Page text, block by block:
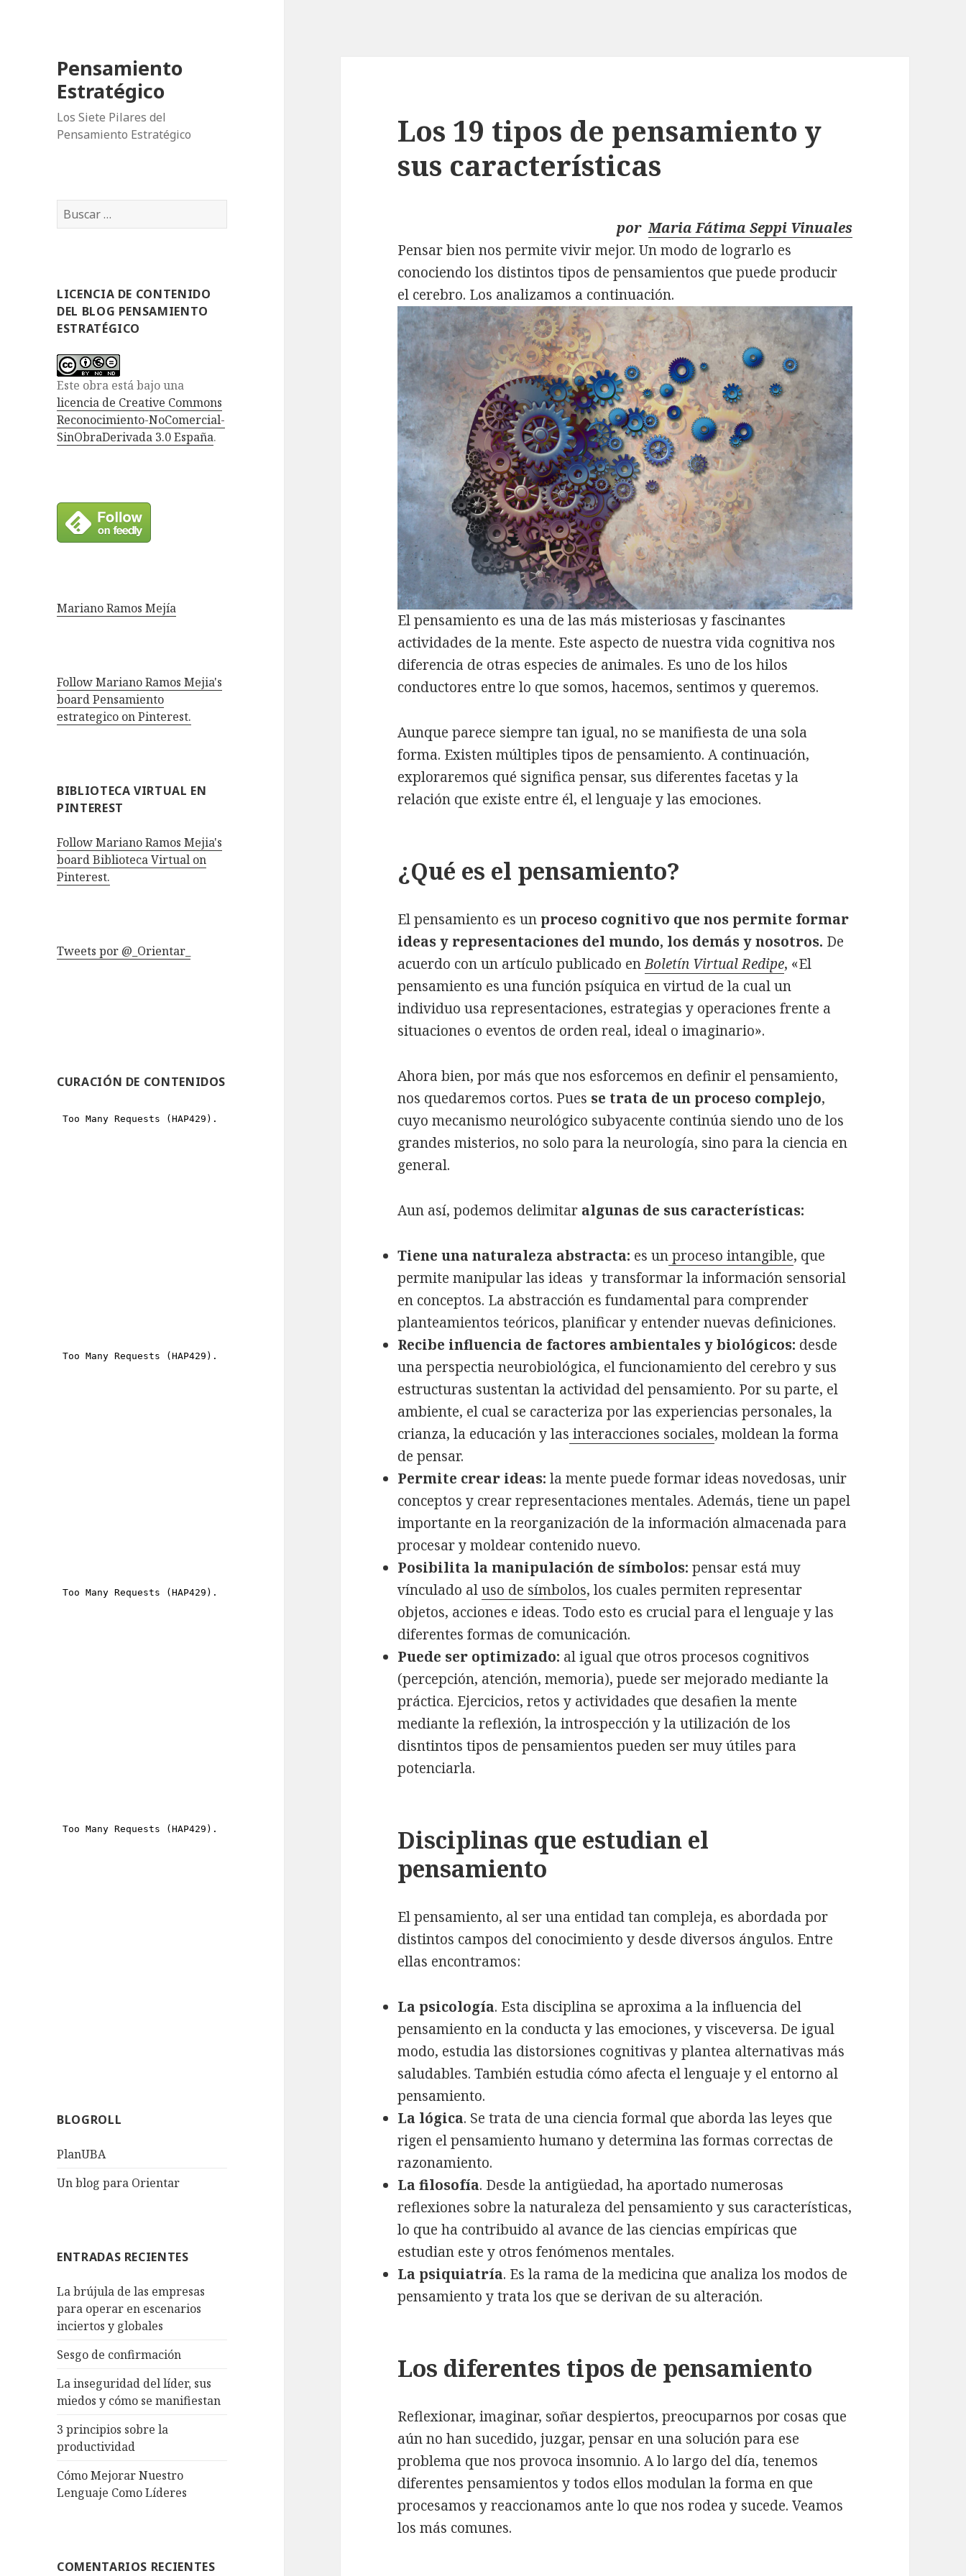
Pensamiento
Estratégico
Los Siete Pilares del
Pensamiento Estratégico
B
u
r
:
LICENCIA DE CONTENIDO
DEL BLOG PENSAMIENTO
ESTRATÉGICO
Este obra está bajo una
licencia de Creative Commons
Reconocimiento-NoComercial-
SinObraDerivada 3.0 España.
Mariano Ramos Mejía
Follow Mariano Ramos Mejia's
board Pensamiento
estrategico on Pinterest.
BIBLIOTECA VIRTUAL EN
PINTEREST
Follow Mariano Ramos Mejia's
board Biblioteca Virtual on
Pinterest.
Tweets por @_Orientar_
CURACIÓN DE CONTENIDOS
BLOGROLL
PlanUBA
Un blog para Orientar
ENTRADAS RECIENTES
La brújula de las empresas
para operar en escenarios
inciertos y globales
Sesgo de confirmación
La inseguridad del líder, sus
miedos y cómo se manifiestan
3 principios sobre la
productividad
Cómo Mejorar Nuestro
Lenguaje Como Líderes
COMENTARIOS RECIENTES
Los 19 tipos de pensamiento y
sus características
porMaria Fátima Seppi Vinuales
Pensar bien nos permite vivir mejor. Un modo de lograrlo es
conociendo los distintos tipos de pensamientos que puede producir
el cerebro. Los analizamos a continuación.
El pensamiento es una de las más misteriosas y fascinantes
actividades de la mente. Este aspecto de nuestra vida cognitiva nos
diferencia de otras especies de animales. Es uno de los hilos
conductores entre lo que somos, hacemos, sentimos y queremos.
Aunque parece siempre tan igual, no se manifiesta de una sola
forma. Existen múltiples tipos de pensamiento. A continuación,
exploraremos qué significa pensar, sus diferentes facetas y la
relación que existe entre él, el lenguaje y las emociones.
¿Qué es el pensamiento?
El pensamiento es un proceso cognitivo que nos permite formar
ideas y representaciones del mundo, los demás y nosotros. De
acuerdo con un artículo publicado enBoletín Virtual Redipe, «El
pensamiento es una función psíquica en virtud de la cual un
individuo usa representaciones, estrategias y operaciones frente a
situaciones o eventos de orden real, ideal o imaginario».
Ahora bien, por más que nos esforcemos en definir el pensamiento,
nos quedaremos cortos. Pues se trata de un proceso complejo,
cuyo mecanismo neurológico subyacente continúa siendo uno de los
grandes misterios, no solo para la neurología, sino para la ciencia en
general.
Aun así, podemos delimitar algunas de sus características:
Tiene una naturaleza abstracta: es unproceso intangible, que
permite manipular las ideas y transformar la información sensorial
en conceptos. La abstracción es fundamental para comprender
planteamientos teóricos, planificar y entender nuevas definiciones.
Recibe influencia de factores ambientales y biológicos: desde
una perspectia neurobiológica, el funcionamiento del cerebro y sus
estructuras sustentan la actividad del pensamiento. Por su parte, el
ambiente, el cual se caracteriza por las experiencias personales, la
crianza, la educación y las interacciones sociales, moldean la forma
de pensar.
Permite crear ideas:la mente puede formar ideas novedosas, unir
conceptos y crear representaciones mentales. Además, tiene un papel
importante en la reorganización de la información almacenada para
procesar y moldear contenido nuevo.
Posibilita la manipulación de símbolos: pensar está muy
vínculado aluso de símbolos, los cuales permiten representar
objetos, acciones e ideas. Todo esto es crucial para el lenguaje y las
diferentes formas de comunicación.
Puede ser optimizado: al igual que otros procesos cognitivos
(percepción, atención, memoria), puede ser mejorado mediante la
práctica. Ejercicios, retos y actividades que desafien la mente
mediante la reflexión, la introspección y la utilización de los
disntintos tipos de pensamientos pueden ser muy útiles para
potenciarla.
Disciplinas que estudian el
pensamiento
El pensamiento, al ser una entidad tan compleja, es abordada por
distintos campos del conocimiento y desde diversos ángulos. Entre
ellas encontramos:
La psicología. Esta disciplina se aproxima a la influencia del
pensamiento en la conducta y las emociones, y visceversa. De igual
modo, estudia las distorsiones cognitivas y plantea alternativas más
saludables. También estudia cómo afecta el lenguaje y el entorno al
pensamiento.
La lógica. Se trata de una ciencia formal que aborda las leyes que
rigen el pensamiento humano y determina las formas correctas de
razonamiento.
La filosofía. Desde la antigüedad, ha aportado numerosas
reflexiones sobre la naturaleza del pensamiento y sus características,
lo que ha contribuido al avance de las ciencias empíricas que
estudian este y otros fenómenos mentales.
La psiquiatría. Es la rama de la medicina que analiza los modos de
pensamiento y trata los que se derivan de su alteración.
Los diferentes tipos de pensamiento
Reflexionar, imaginar, soñar despiertos, preocuparnos por cosas que
aún no han sucedido, juzgar, pensar en una solución para ese
problema que nos provoca insomnio. A lo largo del día, tenemos
diferentes pensamientos y todos ellos modulan la forma en que
procesamos y reaccionamos ante lo que nos rodea y sucede. Veamos
los más comunes.